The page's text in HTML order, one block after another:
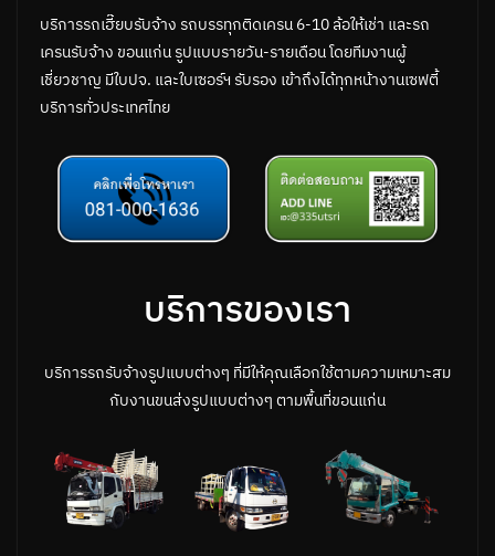
บริการรถเฮี๊ยบรับจ้าง รถบรรทุกติดเครน 6-10 ล้อให้เช่า และรถ
เครนรับจ้าง ขอนแก่น รูปแบบรายวัน-รายเดือน โดยทีมงานผู้
เชี่ยวชาญ มีใบปจ. และใบเซอร์ฯ รับรอง เข้าถึงได้ทุกหน้างานเซฟตี้
บริการทั่วประเทศไทย
บริการของเรา
บริการรถรับจ้างรูปแบบต่างๆ ที่มีให้คุณเลือกใช้ตามความเหมาะสม
กับงานขนส่งรูปแบบต่างๆ ตามพื้นที่ขอนแก่น